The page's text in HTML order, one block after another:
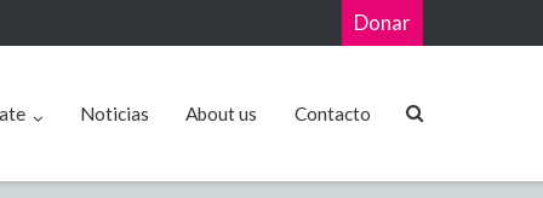
Donar
Noticias About us Contacto